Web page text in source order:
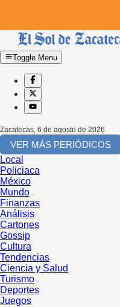
Toggle Menu
Zacatecas, 6 de agosto de 2026
VER MÁS PERIÓDICOS
Local
Policiaca
México
Mundo
Finanzas
Análisis
Cartones
Gossip
Cultura
Tendencias
Ciencia y Salud
Turismo
Deportes
Juegos